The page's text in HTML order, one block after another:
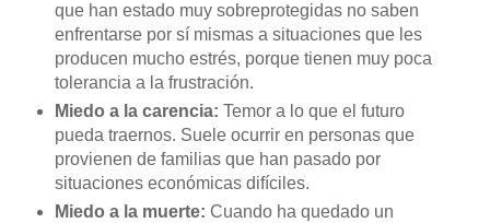
que han estado muy sobreprotegidas no saben
enfrentarse por sí mismas a situaciones que les
producen mucho estrés, porque tienen muy poca
tolerancia a la frustración.
Miedo a la carencia: Temor a lo que el futuro
pueda traernos. Suele ocurrir en personas que
provienen de familias que han pasado por
situaciones económicas difíciles.
Miedo a la muerte: Cuando ha quedado un